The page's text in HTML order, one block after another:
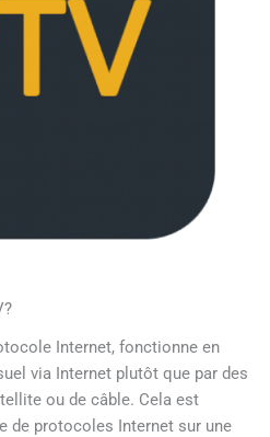
Internet, fonctionne en
via Internet plutôt que par des
ou de câble. Cela est
de protocoles Internet sur une